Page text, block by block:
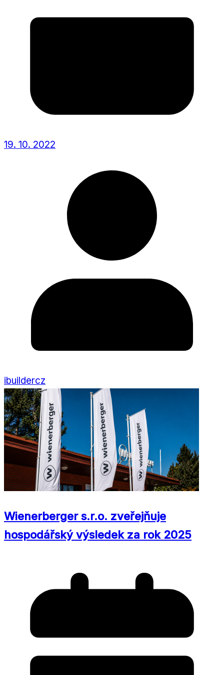
19. 10. 2022
ibuildercz
Wienerberger s.r.o. zveřejňuje
hospodářský výsledek za rok 2025